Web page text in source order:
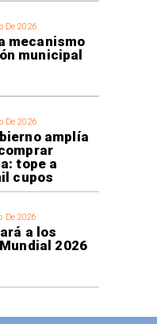
De 2026
mecanismo
municipal
De 2026
amplía
tope a
cupos
De 2026
a los
2026